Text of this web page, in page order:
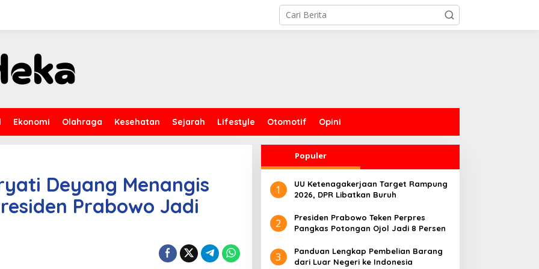
Ekonomi Olahraga Kesehatan Sejarah Lifestyle Otomotif Opini
Deyang Menangis
Prabowo Jadi
Populer
1
UU Ketenagakerjaan Target Rampung
2026, DPR Libatkan Buruh
2
Presiden Prabowo Teken Perpres
Pangkas Potongan Ojol Jadi 8 Persen
3
Panduan Lengkap Pembelian Barang
dari Luar Negeri ke Indonesia